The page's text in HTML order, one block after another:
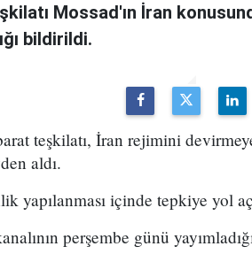
Mossad'ın İran
bildirildi.
teşkilatı, İran rejimini
aldı.
yapılanması içinde tepkiye yol
perşembe günü